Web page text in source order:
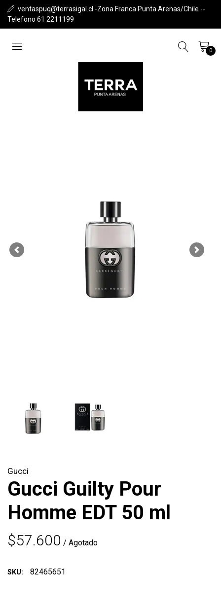
ventaspuq@terrasigal.cl -Zona Franca Punta Arenas/Chile --
Telefono 61 2211199
0
Previous Next
Gucci
Gucci Guilty Pour
Homme EDT 50 ml
$57.600 / Agotado
SKU: 82465651